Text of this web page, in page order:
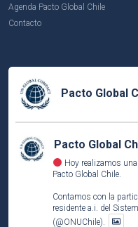
Agenda Pacto Global Chile
Contacto
Pacto Global
Pacto Global
Hoy realizamos
Pacto Global Chile.
Contamos con la
residente a.i. del
(@ONUChile).